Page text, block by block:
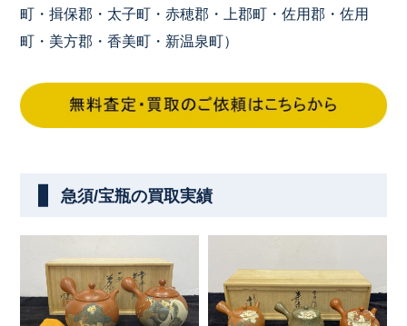
町・揖保郡・太子町・赤穂郡・上郡町・佐用郡・佐用
町・美方郡・香美町・新温泉町）
急須/宝瓶の買取実績